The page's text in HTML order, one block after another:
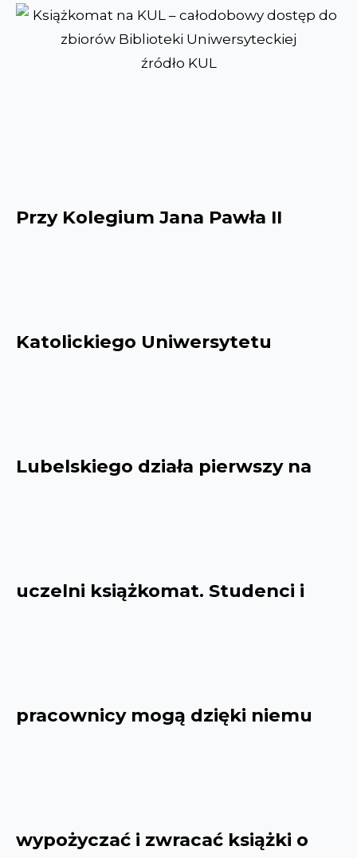
źródło KUL
Przy Kolegium Jana Pawła II
Katolickiego Uniwersytetu
Lubelskiego działa pierwszy na
uczelni książkomat. Studenci i
pracownicy mogą dzięki niemu
wypożyczać i zwracać książki o